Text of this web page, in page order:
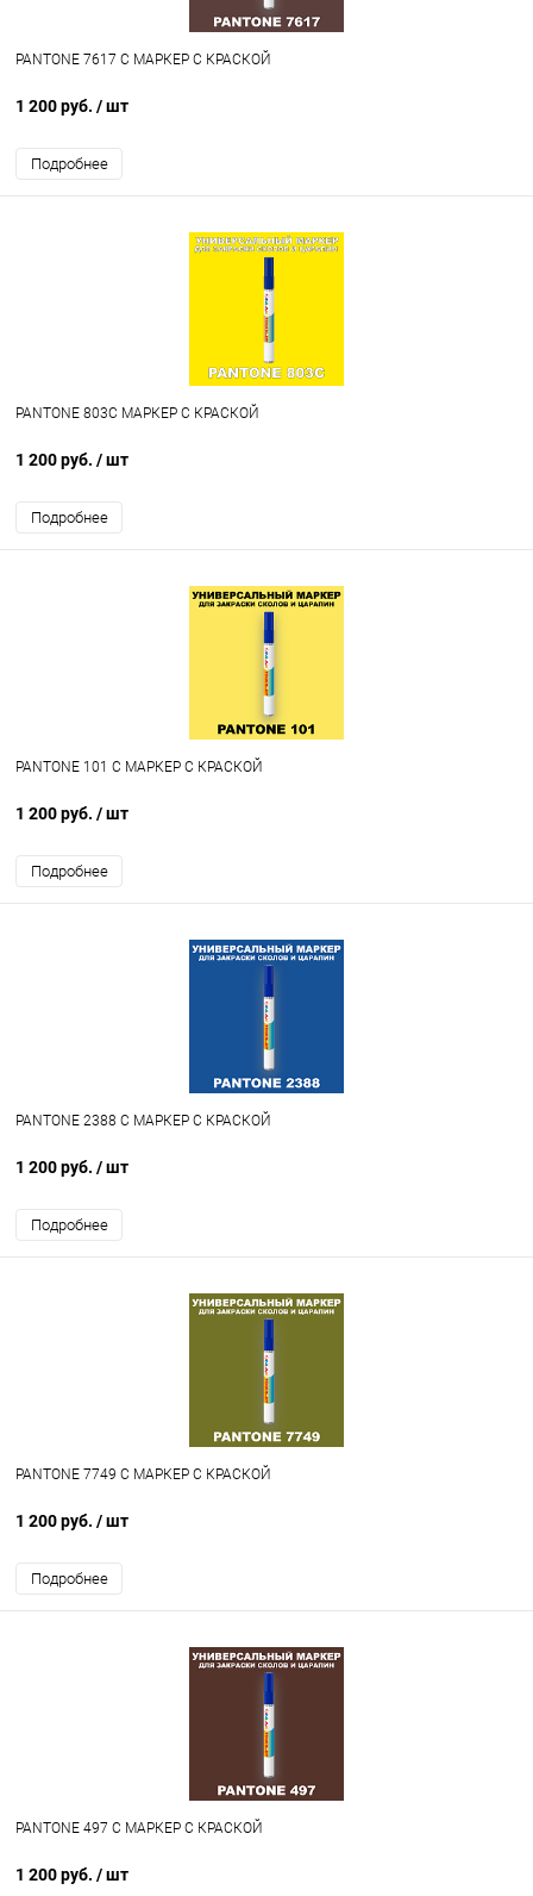
PANTONE 7617 C МАРКЕР С КРАСКОЙ
1 200 руб. / шт
Подробнее
PANTONE 803C МАРКЕР С КРАСКОЙ
1 200 руб. / шт
Подробнее
PANTONE 101 C МАРКЕР С КРАСКОЙ
1 200 руб. / шт
Подробнее
PANTONE 2388 C МАРКЕР С КРАСКОЙ
1 200 руб. / шт
Подробнее
PANTONE 7749 C МАРКЕР С КРАСКОЙ
1 200 руб. / шт
Подробнее
PANTONE 497 C МАРКЕР С КРАСКОЙ
1 200 руб. / шт